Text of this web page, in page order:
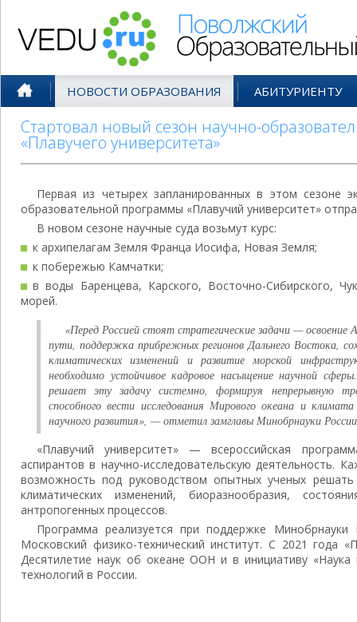
НОВОСТИ ОБРАЗОВАНИЯ АБИТУРИЕНТУ
Стартовал новый сезон научно-
«Плавучего университета»
Первая из четырех запланированных в этом сезоне
образовательной программы «Плавучий университет»
В новом сезоне научные суда возьмут курс:
к архипелагам Земля Франца Иосифа, Новая Земля;
к побережью Камчатки;
в воды Баренцева, Карского, Восточно-Сибирского,
морей.
«Перед Россией стоят стратегические задачи — освоение
пути, поддержка прибрежных регионов Дальнего Востока,
климатических изменений и развитие морской
необходимо устойчивое кадровое насыщение научной
решает эту задачу системно, формируя непрерывную
способного вести исследования Мирового океана и
научного развития», — отметил замглавы Минобрнауки
«Плавучий университет» — всероссийская
аспирантов в научно-исследовательскую деятельность.
возможность под руководством опытных ученых
климатических изменений, биоразнообразия,
антропогенных процессов.
Программа реализуется при поддержке
Московский физико-технический институт. С 2021 года
Десятилетие наук об океане ООН и в инициативу «Наука
технологий в России.